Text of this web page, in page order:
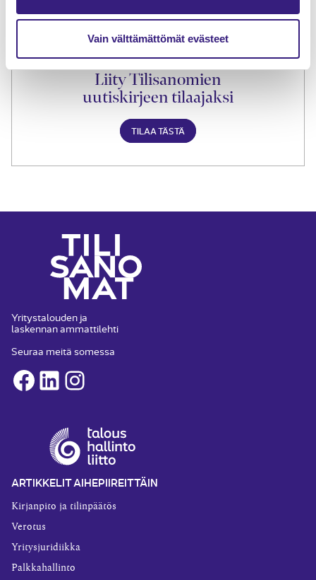
Vain välttämättömät evästeet
Liity Tilisanomien
uutiskirjeen tilaajaksi
TILAA TÄSTÄ
Yritystalouden ja
laskennan ammattilehti
Seuraa meitä somessa
Facebook
LinkedInInstagram
ARTIKKELIT AIHEPIIREITTÄIN
Kirjanpito ja tilinpäätös
Verotus
Yritysjuridiikka
Palkkahallinto